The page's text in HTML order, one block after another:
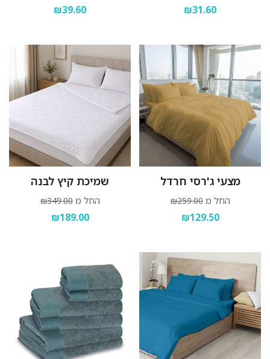
₪31.60
₪39.60
מצעי ג'רסי חרדל
החל מ ₪259.00
₪129.50
שמיכת קיץ לבנה
החל מ ₪349.00
₪189.00